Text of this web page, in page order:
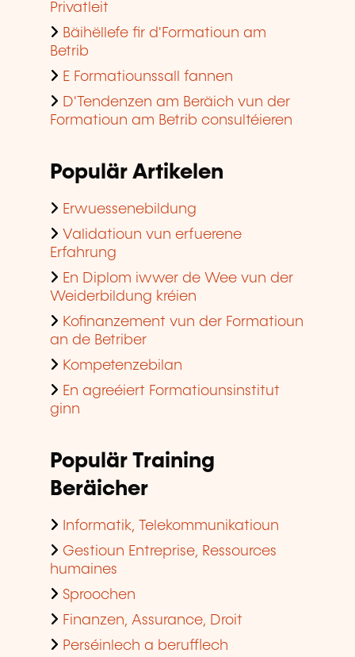
Privatleit
Bäihëllefe fir d'Formatioun am
Betrib
E Formatiounssall fannen
D'Tendenzen am Beräich vun der
Formatioun am Betrib consultéieren
Populär Artikelen
Erwuessenebildung
Validatioun vun erfuerene
Erfahrung
En Diplom iwwer de Wee vun der
Weiderbildung kréien
Kofinanzement vun der Formatioun
an de Betriber
Kompetenzebilan
En agreéiert Formatiounsinstitut
ginn
Populär Training
Beräicher
Informatik, Telekommunikatioun
Gestioun Entreprise, Ressources
humaines
Sproochen
Finanzen, Assurance, Droit
Perséinlech a berufflech